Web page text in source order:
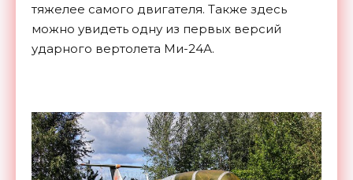
тяжелее самого двигателя. Также здесь
можно увидеть одну из первых версий
ударного вертолета Ми-24А.